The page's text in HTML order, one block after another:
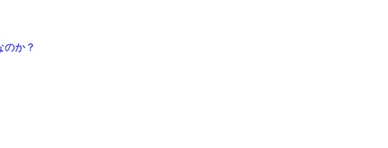
のか？